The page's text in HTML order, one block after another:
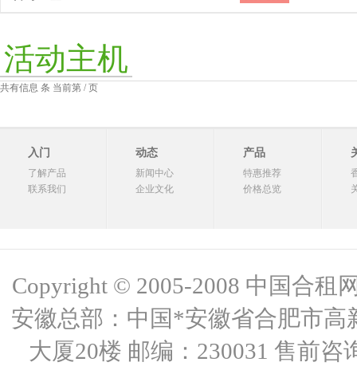
活动主机
共有信息 条 当前第 / 页
入门
了解产品
联系我们
动态
新闻中心
企业文化
产品
特惠推荐
价格总览
Copyright © 2005-2008 中国合租
安徽总部：中国*安徽省合肥市
大厦20楼 邮编：230031 售前咨